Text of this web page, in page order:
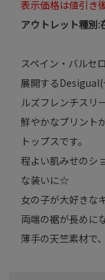
表示価格は値引き
アウトレット種別:
スペイン・バルセ
展開する
ルズフレンチスリ
鮮やかなプリント
トップスです。
程よい肌みせのシ
な装いに☆
女の子が大好きな
両端の裾が長めに
薄手の天竺素材で